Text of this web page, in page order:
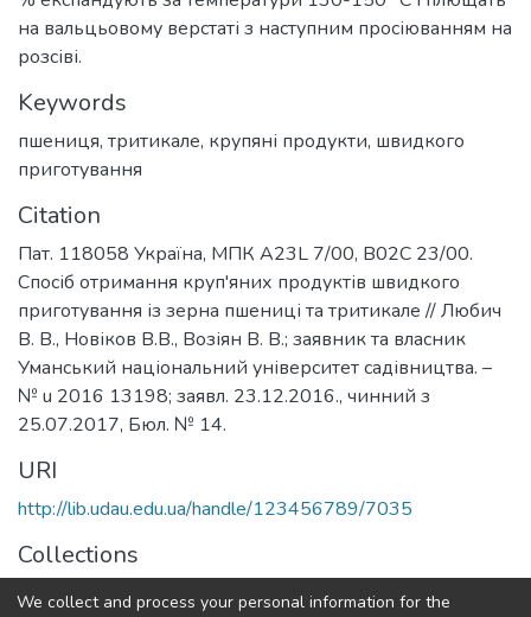
на вальцьовому верстаті з наступним просіюванням на
розсіві.
Keywords
пшениця, тритикале, крупяні продукти, швидкого
приготування
Citation
Пат. 118058 Україна, МПК A23L 7/00, B02C 23/00.
Спосіб отримання круп'яних продуктів швидкого
приготування із зерна пшениці та тритикале // Любич
В. В., Новіков В.В., Возіян В. В.; заявник та власник
Уманський національний університет садівництва. –
№ u 2016 13198; заявл. 23.12.2016., чинний з
25.07.2017, Бюл. № 14.
URI
http://lib.udau.edu.ua/handle/123456789/7035
Collections
Кафедра харчових технологій
We collect and process your personal information for the